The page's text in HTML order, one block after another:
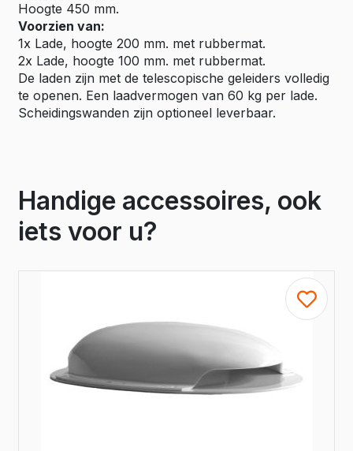
Hoogte 450 mm.
Voorzien van:
1x Lade, hoogte 200 mm. met rubbermat.
2x Lade, hoogte 100 mm. met rubbermat.
De laden zijn met de telescopische geleiders volledig
te openen. Een laadvermogen van 60 kg per lade.
Scheidingswanden zijn optioneel leverbaar.
Handige accessoires, ook
iets voor u?